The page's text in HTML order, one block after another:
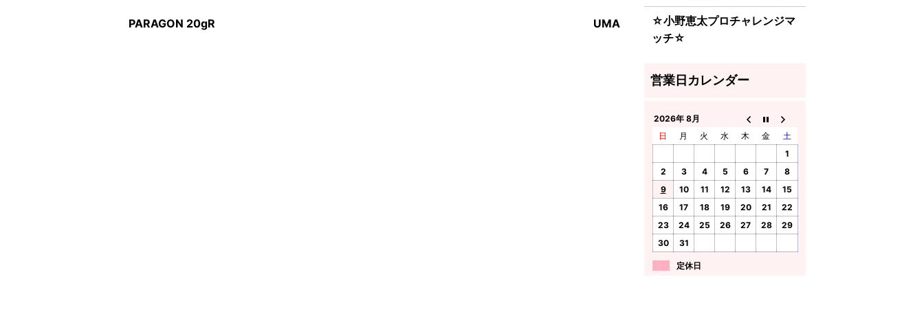
PARAGON 20gR UMA
☆小野恵太プロチャレンジマ
ッチ☆
2026年 8月
日
月 火 水 木 金
土
1
2
3 4 5 6 7
8
9
10 11 12 13 14
15
16
17 18 19 20 21
22
23
24 25 26 27 28
29
30
31
定休日